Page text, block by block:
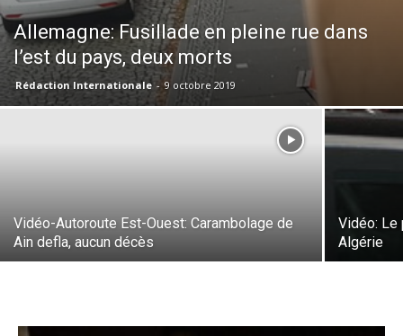
Allemagne: Fusillade en pleine rue dans
l’est du pays, deux morts
Rédaction Internationale - 9 octobre 2019
Vidéo-Autoroute Est-Ouest: Carambolage de
Ain defla, aucun décès
Vidéo: Le
Algérie